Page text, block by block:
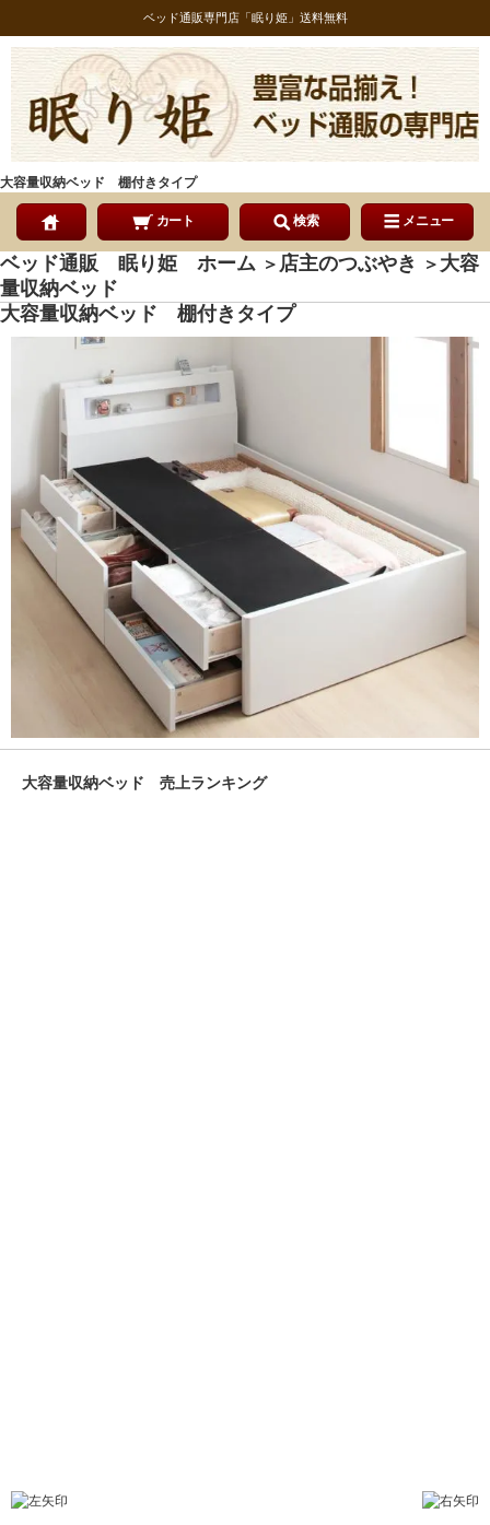
ベッド通販専門店「眠り姫」送料無料
大容量収納ベッド 棚付きタイプ
カート 検索 メニュー
ベッド通販 眠り姫 ホーム ＞ 店主のつぶやき ＞ 大容
量収納ベッド
大容量収納ベッド 棚付きタイプ
大容量収納ベッド 売上ランキング